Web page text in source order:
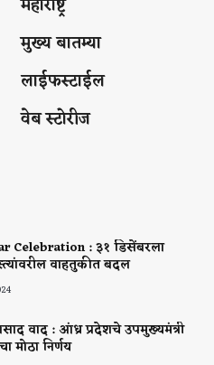
मुख्य बातम्या
लाईफस्टाईल
वेब स्टोरीज
Celebration : ३१ डिसेंबरला
वाहतुकीत बदल
वाद : आंध्र प्रदेशचे उपमुख्यमंत्री
मोठा निर्णय